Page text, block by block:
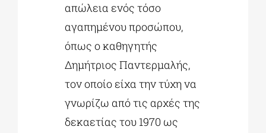
απώλεια ενός τόσο
αγαπημένου προσώπου,
όπως ο καθηγητής
Δημήτριος Παντερμαλής,
τον οποίο είχα την τύχη να
γνωρίζω από τις αρχές της
δεκαετίας του 1970 ως